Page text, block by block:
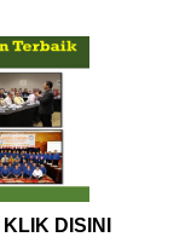
KLIK DISINI